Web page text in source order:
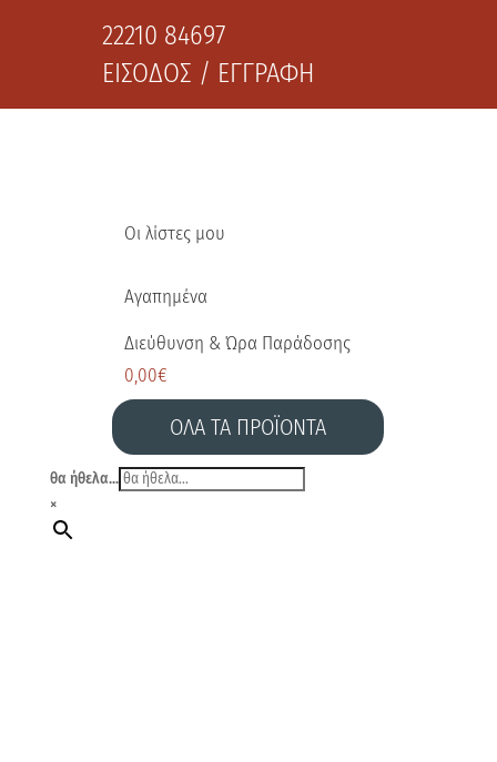
22210 84697
ΕΙΣΟΔΟΣ / ΕΓΓΡΑΦΗ
Οι λίστες μου
Αγαπημένα
Διεύθυνση & Ώρα Παράδοσης
0,00€
ΟΛΑ ΤΑ ΠΡΟΪΟΝΤΑ
θα ήθελα...
×